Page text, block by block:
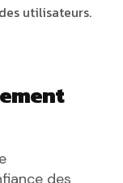
utilisateurs.
des